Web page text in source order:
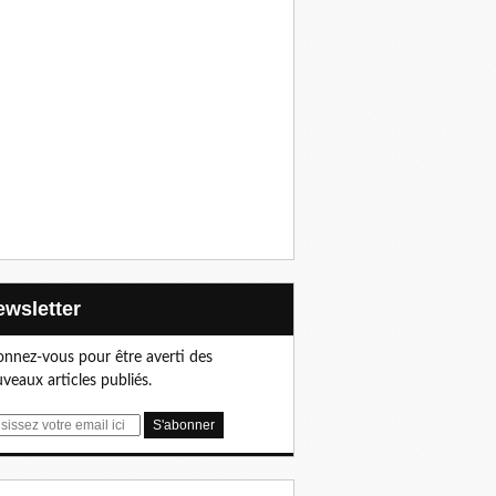
vous pour être averti des
articles publiés.